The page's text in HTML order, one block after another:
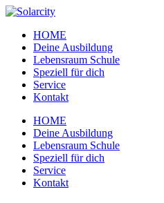
Zum
wechselnHOME
Deine Ausbildung
Lebensraum Schule
Speziell für dich
Service
Kontakt
Menü
HOME
Deine Ausbildung
Lebensraum Schule
Speziell für dich
Service
Kontakt